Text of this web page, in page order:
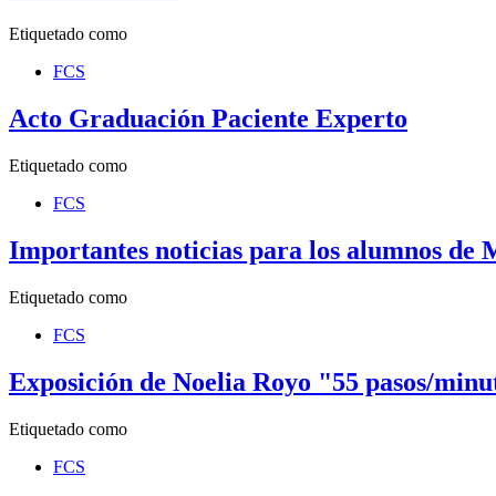
Etiquetado como
FCS
Acto Graduación Paciente Experto
Etiquetado como
FCS
Importantes noticias para los alumnos de
Etiquetado como
FCS
Exposición de Noelia Royo "55 pasos/
Etiquetado como
FCS